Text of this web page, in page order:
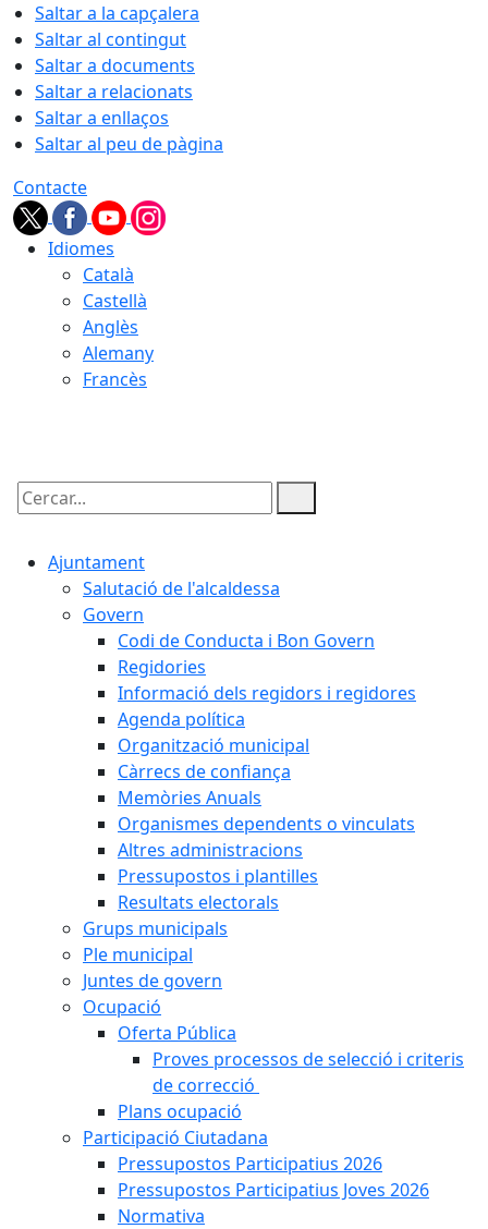
Saltar a la capçalera
Saltar al contingut
Saltar a documents
Saltar a relacionats
Saltar a enllaços
Saltar al peu de pàgina
Contacte
Idiomes
Català
Castellà
Anglès
Alemany
Francès
Cercar:
Ajuntament
Salutació de l'alcaldessa
Govern
Codi de Conducta i Bon Govern
Regidories
Informació dels regidors i regidores
Agenda política
Organització municipal
Càrrecs de confiança
Memòries Anuals
Organismes dependents o vinculats
Altres administracions
Pressupostos i plantilles
Resultats electorals
Grups municipals
Ple municipal
Juntes de govern
Ocupació
Oferta Pública
Proves processos de selecció i criteris
de correcció
Plans ocupació
Participació Ciutadana
Pressupostos Participatius 2026
Pressupostos Participatius Joves 2026
Normativa